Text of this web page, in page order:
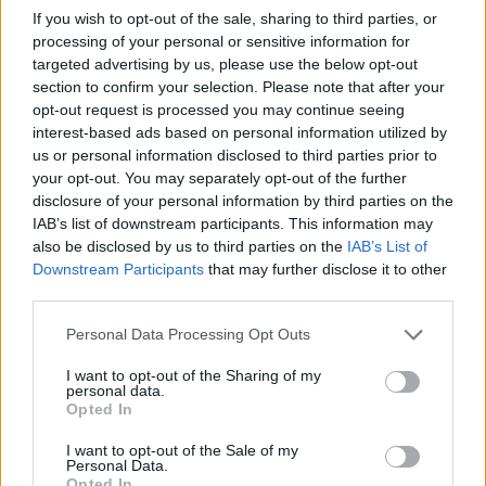
If you wish to opt-out of the sale, sharing to third parties, or
processing of your personal or sensitive information for
targeted advertising by us, please use the below opt-out
section to confirm your selection. Please note that after your
opt-out request is processed you may continue seeing
interest-based ads based on personal information utilized by
us or personal information disclosed to third parties prior to
your opt-out. You may separately opt-out of the further
disclosure of your personal information by third parties on the
IAB’s list of downstream participants. This information may
also be disclosed by us to third parties on the IAB’s List of
Downstream Participants that may further disclose it to other
Please note that this website/app uses one or more Google
not limited to your visit or usage behaviour. You may click to
grant or deny consent to Google and its third-party tags to
use your data for below specified purposes in below Google
consent section.
Personal Data Processing Opt Outs
I want to opt-out of the Sharing of my
personal data.
Opted In
I want to opt-out of the Sale of my
Personal Data.
ΚΥΠΕΛΛΟ ΕΛΛΑΔΑΣ 24/02/2016
Σε ρυθμούς φάιναλ φορ η Χίος
Πανέτοιμη είναι η Χίος για να φιλοξενήσει τη μεγάλη
το διήμερο 4-5 Μαρτίου. Οι τοπικές αρχές του νησιού του
Ανατολικού Αιγαίου, μαζί με τη διοργανώτρια αρχή την